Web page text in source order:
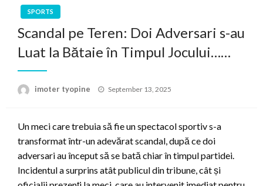
SPORTS
Scandal pe Teren: Doi Adversari s-au
Luat la Bătaie în Timpul Jocului……
imoter tyopine
Posted
September 13, 2025
Un meci care trebuia să fie un spectacol sportiv s-a
transformat într-un adevărat scandal, după ce doi
adversari au început să se bată chiar în timpul partidei.
Incidentul a surprins atât publicul din tribune, cât și